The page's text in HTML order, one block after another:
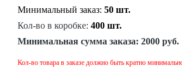
Минимальный заказ: 50 шт.
Кол-во в коробке: 400 шт.
Минимальная сумма заказа: 2000 руб.
Кол-во товара в заказе должно быть кратно